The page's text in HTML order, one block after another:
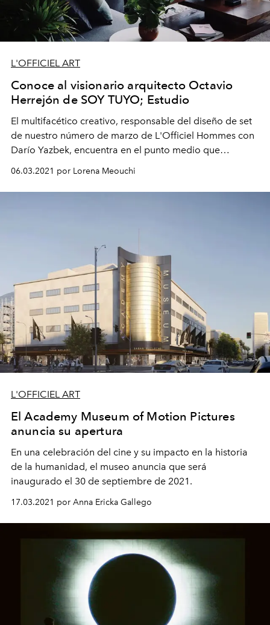
L'OFFICIEL ART
Conoce al visionario arquitecto Octavio
Herrejón de SOY TUYO; Estudio
El multifacético creativo, responsable del diseño de set
de nuestro número de marzo de L'Officiel Hommes con
Darío Yazbek, encuentra en el punto medio que
converge el realismo y el funcionalismo un vehículo
para la creación.
06.03.2021 por Lorena Meouchi
L'OFFICIEL ART
El Academy Museum of Motion Pictures
anuncia su apertura
En una celebración del cine y su impacto en la historia
de la humanidad, el museo anuncia que será
inaugurado el 30 de septiembre de 2021.
17.03.2021 por Anna Ericka Gallego